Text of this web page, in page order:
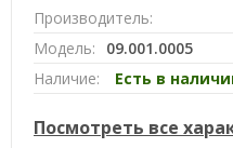
Производитель:
Модель:
09.001.0005
Наличие:
Есть в
Посмотреть все